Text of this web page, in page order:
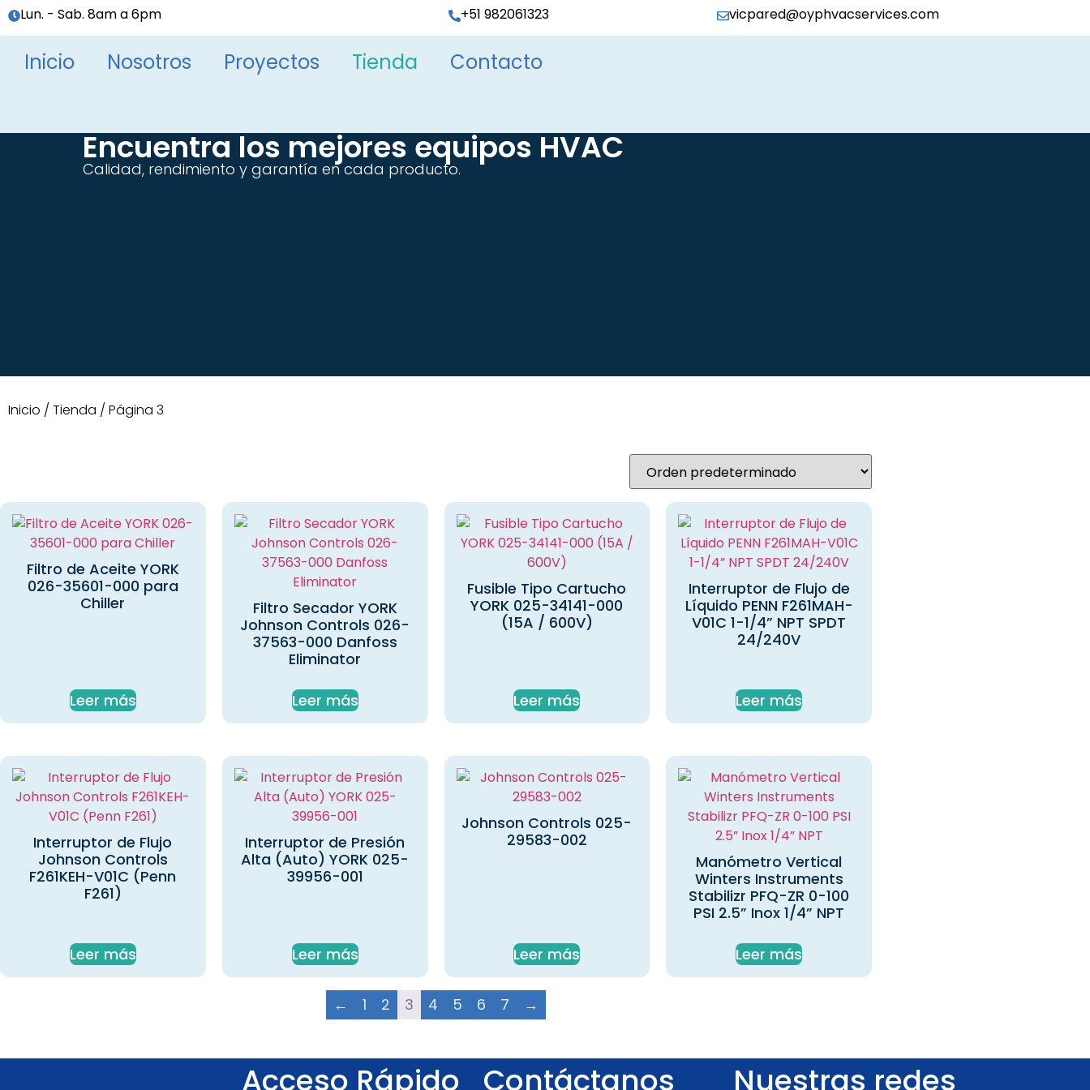
Lun. - Sab. 8am a 6pm +51 982061323 vicpared@oyphvacservices.com
Inicio Nosotros Proyectos Tienda Contacto
Encuentra los mejores equipos HVAC
Calidad, rendimiento y garantía en cada producto.
Inicio / Tienda / Página 3
Filtro de Aceite YORK
026-35601-000 para
Chiller
Leer más
Filtro Secador YORK
Johnson Controls 026-
37563-000 Danfoss
Eliminator
Leer más
Fusible Tipo Cartucho
YORK 025-34141-000
(15A / 600V)
Leer más
Interruptor de Flujo de
Líquido PENN F261MAH-
V01C 1-1/4” NPT SPDT
24/240V
Leer más
Interruptor de Flujo
Johnson Controls
F261KEH-V01C (Penn
F261)
Leer más
Interruptor de Presión
Alta (Auto) YORK 025-
39956-001
Leer más
Johnson Controls 025-
29583-002
Leer más
Manómetro Vertical
Winters Instruments
Stabilizr PFQ-ZR 0-100
PSI 2.5” Inox 1/4” NPT
Leer más
← 1 2 3 4 5 6 7 →
Acceso Rápido Contáctanos Nuestras redes